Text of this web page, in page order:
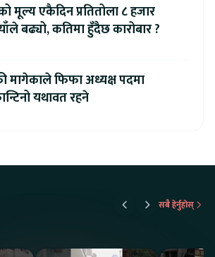
मूल्य एकैदिन प्रतितोला ८ हजार
बढ्यो, कतिमा हुँदैछ कारोबार ?
मागेकाले फिफा अध्यक्ष पदमा
यथावत रहने
सबै हेर्नुहोस्